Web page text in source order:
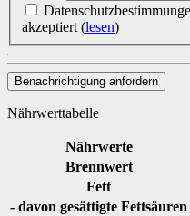
akzeptiert (lesen)
Benachrichtigung anfordern
Nährwerttabelle
Nährwerte
Brennwert
Fett
- davon gesättigte Fettsäuren